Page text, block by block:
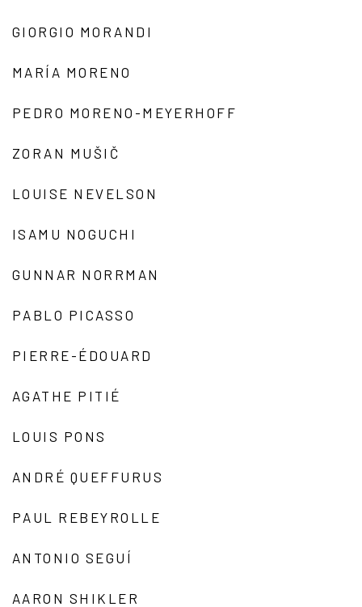
GIORGIO MORANDI
MARÍA MORENO
PEDRO MORENO-MEYERHOFF
ZORAN MUŠIČ
LOUISE NEVELSON
ISAMU NOGUCHI
GUNNAR NORRMAN
PABLO PICASSO
PIERRE-ÉDOUARD
AGATHE PITIÉ
LOUIS PONS
ANDRÉ QUEFFURUS
PAUL REBEYROLLE
ANTONIO SEGUÍ
AARON SHIKLER